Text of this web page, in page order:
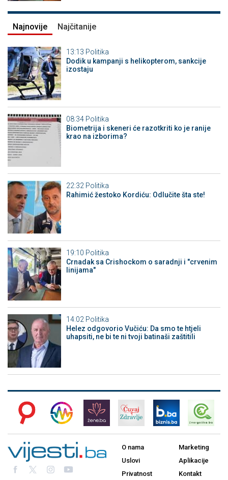
Najnovije Najčitanije
13:13 Politika
Dodik u kampanji s helikopterom, sankcije
izostaju
08:34 Politika
Biometrija i skeneri će razotkriti ko je ranije
krao na izborima?
22:32 Politika
Rahimić žestoko Kordiću: Odlučite šta ste!
19:10 Politika
Crnadak sa Crishockom o saradnji i "crvenim
linijama"
14:02 Politika
Helez odgovorio Vučiću: Da smo te htjeli
uhapsiti, ne bi te ni tvoji batinaši zaštitili
O nama
Uslovi
Privatnost
Marketing
Aplikacije
Kontakt